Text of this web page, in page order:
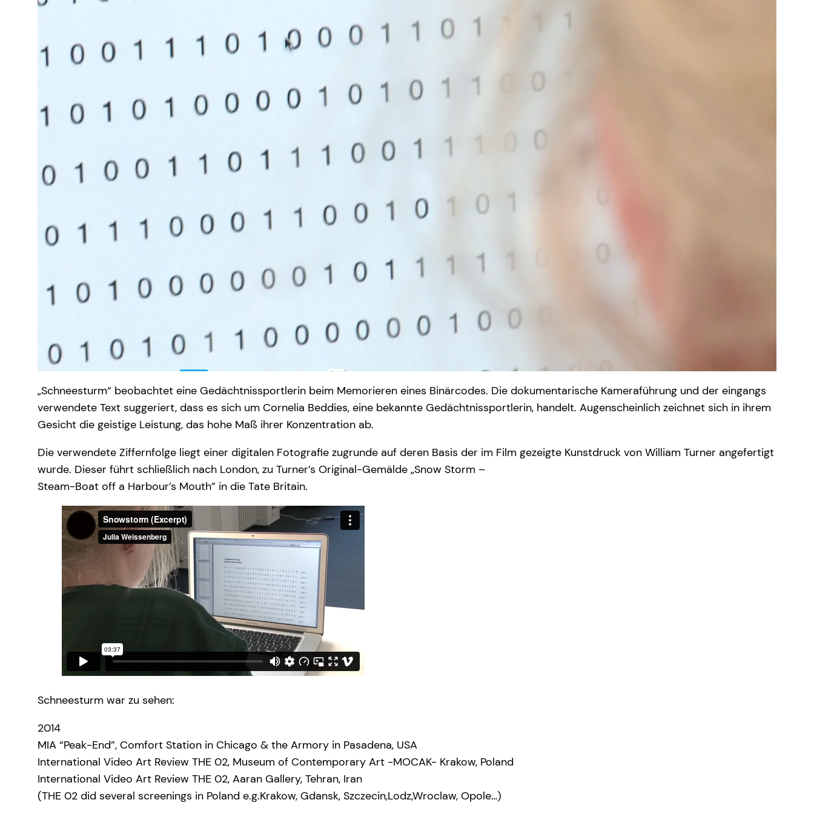
„Schneesturm“ beobachtet eine Gedächtnissportlerin beim Memorieren eines Binärcodes. Die dokumentarische Kameraführung und der eingangs
verwendete Text suggeriert, dass es sich um Cornelia Beddies, eine bekannte Gedächtnissportlerin, handelt. Augenscheinlich zeichnet sich in ihrem
Gesicht die geistige Leistung, das hohe Maß ihrer Konzentration ab.
Die verwendete Ziffernfolge liegt einer digitalen Fotografie zugrunde auf deren Basis der im Film gezeigte Kunstdruck von William Turner angefertigt
wurde. Dieser führt schließlich nach London, zu Turner’s Original-Gemälde „Snow Storm –
Steam-Boat off a Harbour’s Mouth” in die Tate Britain.
Schneesturm war zu sehen:
2014
MIA “Peak-End”, Comfort Station in Chicago & the Armory in Pasadena, USA
International Video Art Review THE 02, Museum of Contemporary Art -MOCAK- Krakow, Poland
International Video Art Review THE 02, Aaran Gallery, Tehran, Iran
(THE 02 did several screenings in Poland e.g.Krakow, Gdansk, Szczecin,Lodz,Wroclaw, Opole…)